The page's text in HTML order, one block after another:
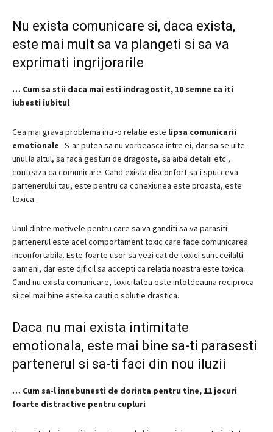
Nu exista comunicare si, daca exista,
este mai mult sa va plangeti si sa va
exprimati ingrijorarile
… Cum sa stii daca mai esti indragostit, 10 semne ca iti
iubesti iubitul
Cea mai grava problema intr-o relatie este lipsa comunicarii
emotionale . S-ar putea sa nu vorbeasca intre ei, dar sa se uite
unul la altul, sa faca gesturi de dragoste, sa aiba detalii etc.,
conteaza ca comunicare. Cand exista disconfort sa-i spui ceva
partenerului tau, este pentru ca conexiunea este proasta, este
toxica.
Unul dintre motivele pentru care sa va ganditi sa va parasiti
partenerul este acel comportament toxic care face comunicarea
inconfortabila. Este foarte usor sa vezi cat de toxici sunt ceilalti
oameni, dar este dificil sa accepti ca relatia noastra este toxica.
Cand nu exista comunicare, toxicitatea este intotdeauna reciproca
si cel mai bine este sa cauti o solutie drastica.
Daca nu mai exista intimitate
emotionala, este mai bine sa-ti parasesti
partenerul si sa-ti faci din nou iluzii
… Cum sa-l innebunesti de dorinta pentru tine, 11 jocuri
foarte distractive pentru cupluri